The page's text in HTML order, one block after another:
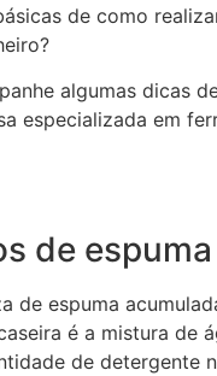
de como
algumas dicas
especializada em
de espuma
de espuma
é a mistura de
de detergente